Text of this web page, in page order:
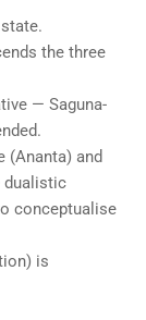
the three
— Saguna-
(Ananta) and
dualistic
conceptualise
is